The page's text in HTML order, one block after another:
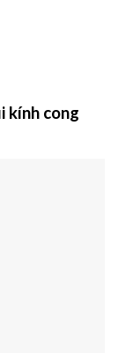
kính cong